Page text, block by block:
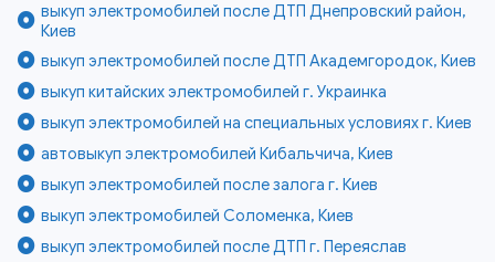
выкуп электромобилей после ДТП Днепровский район,
Киев
выкуп электромобилей после ДТП Академгородок, Киев
выкуп китайских электромобилей г. Украинка
выкуп электромобилей на специальных условиях г. Киев
автовыкуп электромобилей Кибальчича, Киев
выкуп электромобилей после залога г. Киев
выкуп электромобилей Соломенка, Киев
выкуп электромобилей после ДТП г. Переяслав